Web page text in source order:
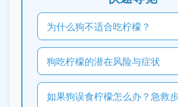
为什么狗不适合吃柠檬？
狗吃柠檬的潜在风险与症状
如果狗误食柠檬怎么办？急救